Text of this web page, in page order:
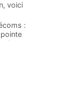
voici
...
: